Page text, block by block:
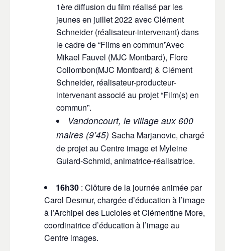
1ère diffusion du film réalisé par les
jeunes en juillet 2022 avec Clément
Schneider (réalisateur-intervenant) dans
le cadre de “Films en commun”Avec
Mikael Fauvel (MJC Montbard), Flore
Collombon(MJC Montbard) & Clément
Schneider, réalisateur-producteur-
intervenant associé au projet “Film(s) en
commun”.
Vandoncourt, le village aux 600
maires (9’45) Sacha Marjanovic, chargé
de projet au Centre image et Myleine
Guiard-Schmid, animatrice-réalisatrice.
16h30 : Clôture de la journée animée par
Carol Desmur, chargée d’éducation à l’image
à l’Archipel des Lucioles et Clémentine More,
coordinatrice d’éducation à l’image au
Centre images.